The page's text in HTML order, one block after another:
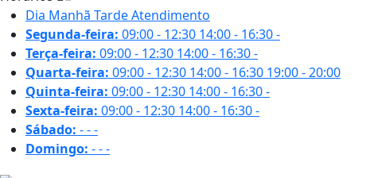
Dia Manhã TardeAtendimento
Segunda-feira: 09:00 - 12:30 14:00 - 16:30-
Terça-feira: 09:00 - 12:30 14:00 - 16:30-
Quarta-feira: 09:00 - 12:30 14:00 - 16:30 19:00 - 20:00
Quinta-feira: 09:00 - 12:30 14:00 - 16:30-
Sexta-feira: 09:00 - 12:30 14:00 - 16:30-
Sábado: ---
Domingo: ---